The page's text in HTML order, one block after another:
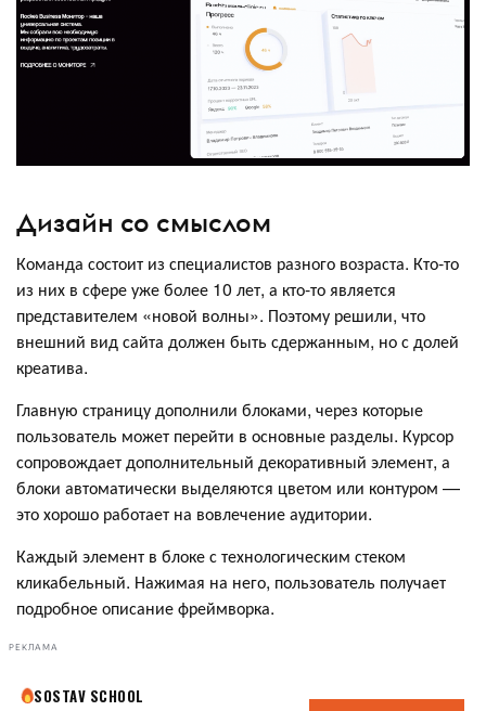
Дизайн со смыслом
Команда состоит из специалистов разного возраста. Кто-то
из них в сфере уже более 10 лет, а кто-то является
представителем «новой волны». Поэтому решили, что
внешний вид сайта должен быть сдержанным, но с долей
креатива.
Главную страницу дополнили блоками, через которые
пользователь может перейти в основные разделы. Курсор
сопровождает дополнительный декоративный элемент, а
блоки автоматически выделяются цветом или контуром —
это хорошо работает на вовлечение аудитории.
Каждый элемент в блоке с технологическим стеком
кликабельный. Нажимая на него, пользователь получает
подробное описание фреймворка.
РЕКЛАМА